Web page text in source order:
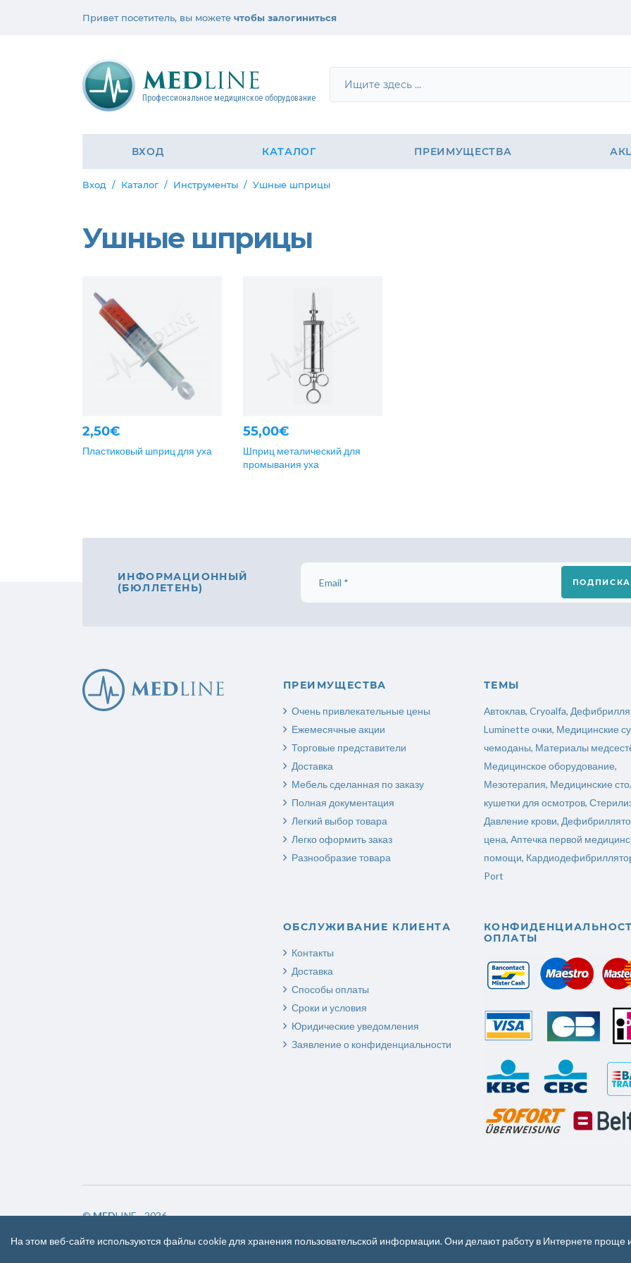
На этом веб-сайте используются файлы cookie для хранения пользовательской информации. Они делают работу в Интернете проще
Привет посетитель, вы можете чтобы залогиниться
Профессиональное медицинское оборудование
ВХОД КАТАЛОГ ПРЕИМУЩЕСТВА
Вход Каталог Инструменты Ушные шприцы
Ушные шприцы
2,50€
Пластиковый шприц для уха
55,00€
Шприц металический для
промывания уха
ИНФОРМАЦИОННЫЙ
(БЮЛЛЕТЕНЬ)
ПОДПИСКА
ПРЕИМУЩЕСТВА
Очень привлекательные цены
Ежемесячные акции
Торговые представители
Доставка
Мебель сделанная по заказу
Полная документация
Легкий выбор товара
Легко оформить заказ
Разнообразие товара
ТЕМЫ
Автоклав, Cryoalfa,
Luminette очки, Медицинские
чемоданы, Материалы
Медицинское оборудование,
Мезотерапия, Медицинские
кушетки для осмотров,
Давление крови,
цена, Аптечка первой
помощи,
Port
ОБСЛУЖИВАНИЕ КЛИЕНТА
Контакты
Доставка
Способы оплаты
Сроки и условия
Юридические уведомления
Заявление о конфиденциальности
ОПЛАТЫ
©MEDLINE - 2026